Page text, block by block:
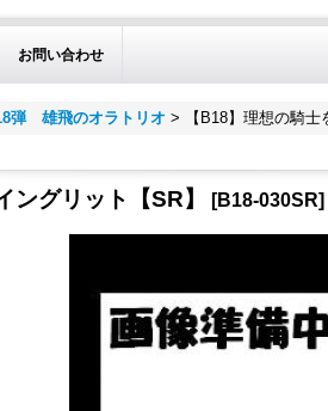
お問い合わせ
弾 雄飛のオラトリオ > 【B18】理想の騎
グリット【SR】 [B18-030SR]